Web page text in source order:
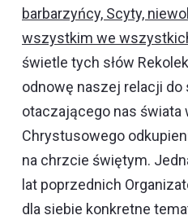
barbarzyńcy, Scyty,
wszystkim we
świetle tych słów
odnowę naszej relacji do
otaczającego nas świata
Chrystusowego
na chrzcie świętym.
lat poprzednich
dla siebie konkretne